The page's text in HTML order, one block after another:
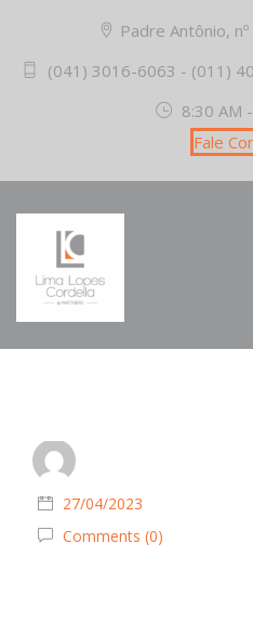
Padre Antônio,
(041) 3016-6063 - (011)
8:30 AM
Fale
27/04/2023
Comments (0)